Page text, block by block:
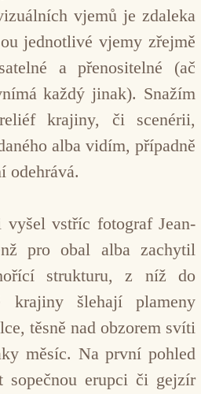
vjemů je zdaleka
jednotlivé vjemy zřejmě
a přenositelné (ač
každý jinak). Snažím
krajiny, či scenérii,
alba vidím, případně
odehrává.
vstříc fotograf Jean-
pro obal alba zachytil
strukturu, z níž do
krajiny šlehají plameny
těsně nad obzorem svíti
měsíc. Na první pohled
sopečnou erupci či gejzír